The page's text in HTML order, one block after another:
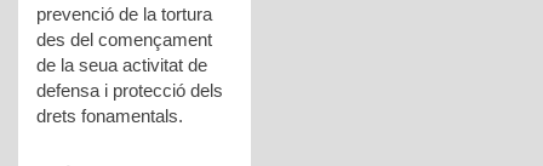
prevenció de la tortura
des del començament
de la seua activitat de
defensa i protecció dels
drets fonamentals.